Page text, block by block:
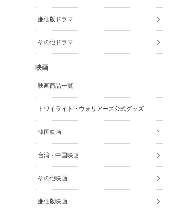
廉価版ドラマ
その他ドラマ
映画
映画商品一覧
トワイライト・ウォリアーズ公式グッズ
韓国映画
台湾・中国映画
その他映画
廉価版映画